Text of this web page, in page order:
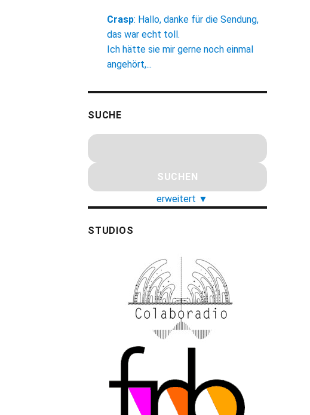
Crasp: Hallo, danke für die Sendung,
das war echt toll.
Ich hätte sie mir gerne noch einmal
angehört,...
SUCHE
erweitert ▼
STUDIOS